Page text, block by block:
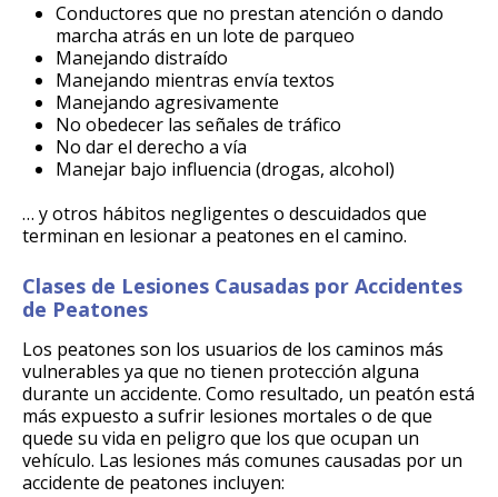
Conductores que no prestan atención o dando
marcha atrás en un lote de parqueo
Manejando distraído
Manejando mientras envía textos
Manejando agresivamente
No obedecer las señales de tráfico
No dar el derecho a vía
Manejar bajo influencia (drogas, alcohol)
… y otros hábitos negligentes o descuidados que
terminan en lesionar a peatones en el camino.
Clases de Lesiones Causadas por Accidentes
de Peatones
Los peatones son los usuarios de los caminos más
vulnerables ya que no tienen protección alguna
durante un accidente. Como resultado, un peatón está
más expuesto a sufrir lesiones mortales o de que
quede su vida en peligro que los que ocupan un
vehículo. Las lesiones más comunes causadas por un
accidente de peatones incluyen: